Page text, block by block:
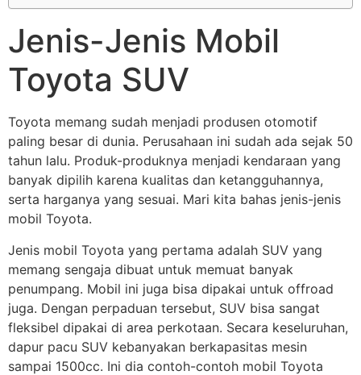
Jenis-Jenis Mobil
Toyota SUV
Toyota memang sudah menjadi produsen otomotif
paling besar di dunia. Perusahaan ini sudah ada sejak 50
tahun lalu. Produk-produknya menjadi kendaraan yang
banyak dipilih karena kualitas dan ketangguhannya,
serta harganya yang sesuai. Mari kita bahas jenis-jenis
mobil Toyota.
Jenis mobil Toyota yang pertama adalah SUV yang
memang sengaja dibuat untuk memuat banyak
penumpang. Mobil ini juga bisa dipakai untuk offroad
juga. Dengan perpaduan tersebut, SUV bisa sangat
fleksibel dipakai di area perkotaan. Secara keseluruhan,
dapur pacu SUV kebanyakan berkapasitas mesin
sampai 1500cc. Ini dia contoh-contoh mobil Toyota